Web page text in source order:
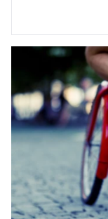
Idées reçues sur